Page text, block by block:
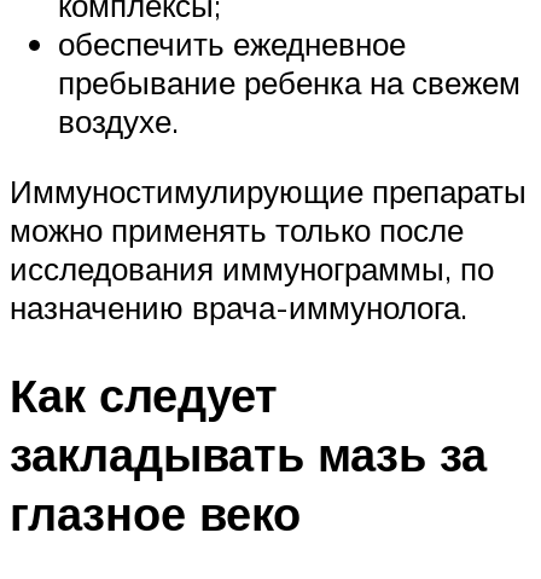
обеспечить ежедневное
пребывание ребенка на свежем
воздухе.
Иммуностимулирующие препараты
можно применять только после
исследования иммунограммы, по
назначению врача-иммунолога.
Как следует
закладывать мазь за
глазное веко